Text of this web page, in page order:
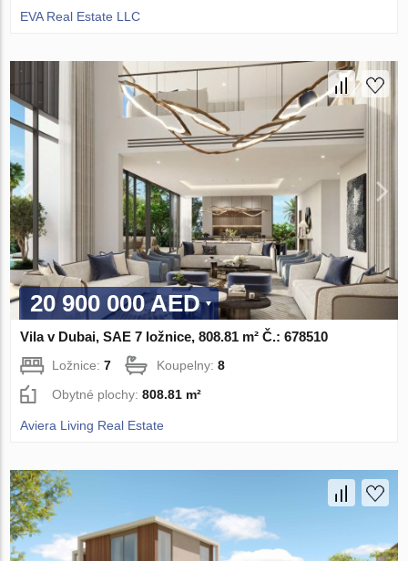
EVA Real Estate LLC
20 900 000 AED
Vila v Dubai, SAE 7 ložnice, 808.81 m² Č.: 678510
Ložnice:7 Koupelny:8
Obytné plochy:808.81 m²
Aviera Living Real Estate